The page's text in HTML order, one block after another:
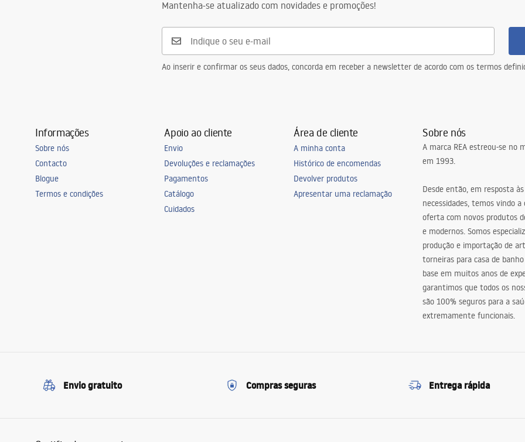
Mantenha-se atualizado com novidades e promoções!
Ao inserir e confirmar os seus dados, concorda em receber a newsletter de acordo com os termos
Informações
Sobre nós
Contacto
Blogue
Termos e condições
Apoio ao cliente
Envio
Devoluções e reclamações
Pagamentos
Catálogo
Cuidados
Área de cliente
A minha conta
Histórico de encomendas
Devolver produtos
Apresentar uma reclamação
Sobre nós
A marca REA estreou-se no
em 1993.
Desde então, em resposta
necessidades, temos vindo
oferta com novos produtos
e modernos. Somos
produção e importação de
torneiras para casa de
base em muitos anos de
garantimos que todos os
são 100% seguros para a
extremamente funcionais.
Envio gratuito Compras seguras Entrega rápida